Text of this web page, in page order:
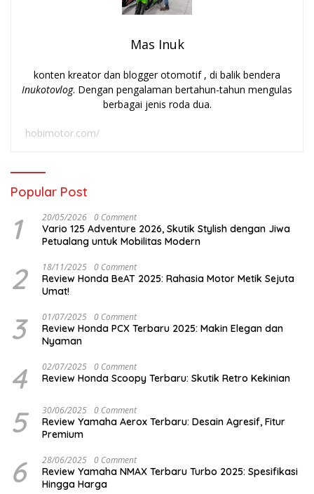
Mas Inuk
konten kreator dan blogger otomotif , di balik bendera
Inukotovlog. Dengan pengalaman bertahun-tahun mengulas
berbagai jenis roda dua.
hobimotor.com/
Popular Post
1 20/05/2026 0 Comment
Vario 125 Adventure 2026, Skutik Stylish dengan Jiwa
Petualang untuk Mobilitas Modern
2 18/11/2025 0 Comment
Review Honda BeAT 2025: Rahasia Motor Metik Sejuta
Umat!
3 01/07/2025 0 Comment
Review Honda PCX Terbaru 2025: Makin Elegan dan
Nyaman
4 02/07/2025 0 Comment
Review Honda Scoopy Terbaru: Skutik Retro Kekinian
5 30/06/2025 0 Comment
Review Yamaha Aerox Terbaru: Desain Agresif, Fitur
Premium
6 28/06/2025 0 Comment
Review Yamaha NMAX Terbaru Turbo 2025: Spesifikasi
Hingga Harga